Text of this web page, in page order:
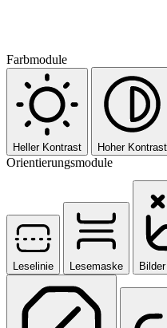
Farbmodule
Heller Kontrast Hoher Kontrast
Orientierungsmodule
Leselinie Lesemaske